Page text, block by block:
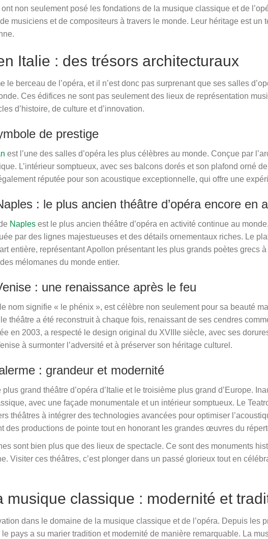
non seulement posé les fondations de la musique classique et de
musiciens et de compositeurs à travers le monde. Leur héritage est un
Italie : des trésors architecturaux
le berceau de l’opéra, et il n’est donc pas surprenant que ses salles
Ces édifices ne sont pas seulement des lieux de représentation
d’histoire, de culture et d’innovation.
de prestige
est l’une des salles d’opéra les plus célèbres au monde. Conçue par
L’intérieur somptueux, avec ses balcons dorés et son plafond orné
réputée pour son acoustique exceptionnelle, qui offre une
: le plus ancien théâtre d’opéra encore en
Naples est le plus ancien théâtre d’opéra en activité continue au
par des lignes majestueuses et des détails ornementaux riches. Le
entière, représentant Apollon présentant les plus grands poètes grecs
mélomanes du monde entier.
: une renaissance après le feu
nom signifie « le phénix », est célèbre non seulement pour sa beauté
théâtre a été reconstruit à chaque fois, renaissant de ses cendres
en 2003, a respecté le design original du XVIIIe siècle, avec ses
à surmonter l’adversité et à préserver son héritage culturel.
: grandeur et modernité
grand théâtre d’opéra d’Italie et le troisième plus grand d’Europe.
avec une façade monumentale et un intérieur somptueux. Le
théâtres à intégrer des technologies avancées pour optimiser
des productions de pointe tout en honorant les grandes œuvres du
sont bien plus que des lieux de spectacle. Ce sont des monuments
Visiter ces théâtres, c’est plonger dans un passé glorieux tout en
musique classique : modernité et
dans le domaine de la musique classique et de l’opéra. Depuis
pays a su marier tradition et modernité de manière remarquable. La